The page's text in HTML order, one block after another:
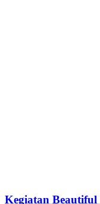
Kegiatan Beautiful